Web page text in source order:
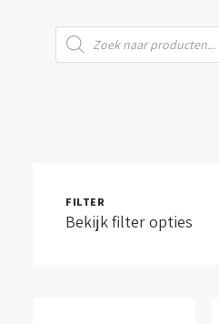
Producten
zoeken
FILTER
Bekijk filter opties